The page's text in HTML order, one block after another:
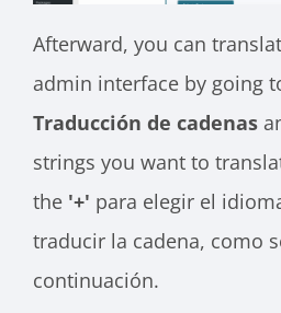
Afterward, you can
admin interface by going
Traducción de cadenas
strings you want to
the '+' para elegir el
traducir la cadena, como
continuación.